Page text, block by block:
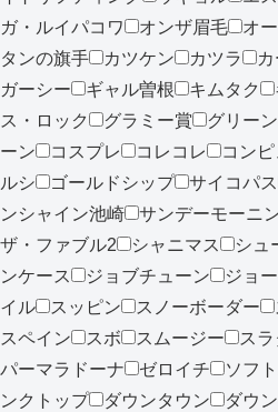
ガ・ルイパコワ
オンザ眉毛 オ
タンの旗手
カツケン カツラ
ガーシー
ギャル曽根 キムタク
ス・ロック
グラミー賞 グリー
ーン
コスプレ コレコレ コン
ルシ
ゴールドシップ サイコパス
ンシャイン池崎
サンデーモーニ
ザ・ファブル2
シャニマス シュ
ンケース
ジョブチューン ジョ
イル
スッピン スノーボーダー
スペイン
スボ スムージー ス
パーマラドーナ
ゼロイチ ソフ
ンクトップ
ダウンタウン ダウ